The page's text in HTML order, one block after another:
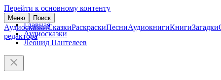
Перейти к основному контенту
Меню Поиск
АудиосказкиСказкиРаскраскиПесниАудиокнигиКнигиЗагадки
редактора
Главная
Аудиосказки
Леонид Пантелеев